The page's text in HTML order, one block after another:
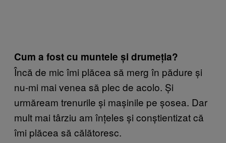
Cum a fost cu muntele și drumeția?
Încă de mic îmi plăcea să merg în pădure și
nu-mi mai venea să plec de acolo. Și
urmăream trenurile și mașinile pe șosea. Dar
mult mai târziu am înțeles și conștientizat că
îmi plăcea să călătoresc.